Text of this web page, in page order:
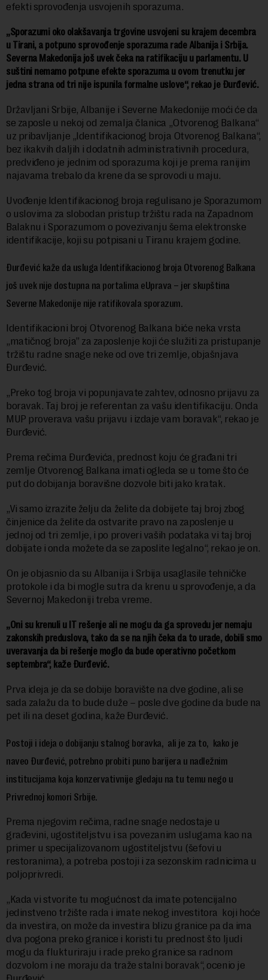
efekti sprovođenja usvojenih sporazuma.
„Sporazumi oko olakšavanja trgovine usvojeni su krajem decembra
u Tirani, a potpuno sprovođenje sporazuma rade Albanija i Srbija.
Severna Makedonija još uvek čeka na ratifikaciju u parlamentu. U
suštini nemamo potpune efekte sporazuma u ovom trenutku jer
jedna strana od tri nije ispunila formalne uslove“, rekao je Đurđević.
Državljani Srbije, Albanije i Severne Makedonije moći će da
se zaposle u nekoj od zemalja članica „Otvorenog Balkana“
uz pribavljanje „Identifikacionog broja Otvorenog Balkana“,
bez ikakvih daljih i dodatnih administrativnih procedura,
predviđeno je jednim od sporazuma koji je prema ranijim
najavama trebalo da krene da se sprovodi u maju.
Uvođenje Identifikacionog broja regulisano je Sporazumom
o uslovima za slobodan pristup tržištu rada na Zapadnom
Balaknu i Sporazumom o povezivanju šema elektronske
identifikacije, koji su potpisani u Tiranu krajem godine.
Đurđević kaže da usluga Identifikacionog broja Otvorenog Balkana
još uvek nije dostupna na portalima eUprava – jer skupština
Severne Makedonije nije ratifikovala sporazum.
Identifikacioni broj Otvorenog Balkana biće neka vrsta
„matičnog broja” za zaposlenje koji će služiti za pristupanje
tržištu radne snage neke od ove tri zemlje, objašnjava
Đurđević.
„Preko tog broja vi popunjavate zahtev, odnosno prijavu za
boravak. Taj broj je referentan za vašu identifikaciju. Onda
MUP proverava vašu prijavu i izdaje vam boravak“, rekao je
Đurđević.
Prema rečima Đurđevića, prednost koju će građani tri
zemlje Otvorenog Balkana imati ogleda se u tome što će
put do dobijanja boravišne dozvole biti jako kratak.
„Vi samo izrazite želju da želite da dobijete taj broj zbog
činjenice da želite da ostvarite pravo na zaposlenje u
jednoj od tri zemlje, i po proveri vaših podataka vi taj broj
dobijate i onda možete da se zaposlite legalno“, rekao je on.
On je objasnio da su Albanija i Srbija usaglasile tehničke
protokole i da bi mogle sutra da krenu u sprovođenje, a da
Severnoj Makedoniji treba vreme.
„Oni su krenuli u IT rešenje ali ne mogu da ga sprovedu jer nemaju
zakonskih preduslova, tako da se na njih čeka da to urade, dobili smo
uveravanja da bi rešenje moglo da bude operativno početkom
septembra“, kaže Đurđević.
Prva ideja je da se dobije boravište na dve godine, ali se
sada zalažu da to bude duže – posle dve godine da bude na
pet ili na deset godina, kaže Đurđević.
Postoji i ideja o dobijanju stalnog boravka, ali je za to, kako je
naveo Đurđević, potrebno probiti puno barijera u nadležnim
institucijama koja konzervativnije gledaju na tu temu nego u
Privrednoj komori Srbije.
Prema njegovim rečima, radne snage nedostaje u
građevini, ugostiteljstvu i sa povezanim uslugama kao na
primer u specijalizovanom ugostiteljstvu (šefovi u
restoranima), a potreba postoji i za sezonskim radnicima u
poljoprivredi.
„Kada vi stvorite tu mogućnost da imate potencijalno
jedinstveno tržište rada i imate nekog investitora koji hoće
da investira, on može da investira blizu granice pa da ima
dva pogona preko granice i koristi tu prednost što ljudi
mogu da flukturiraju i rade preko granice sa radnom
dozvolom i ne moraju da traže stalni boravak“, ocenio je